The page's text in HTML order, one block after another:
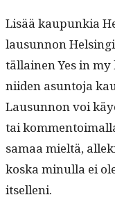
Lisää kaupunkia
lausun­non
täl­lainen Yes in
niiden asun­to­ja
Lausun­non voi
tai
samaa mieltä,
kos­ka min­ul­la ei
itselleni.